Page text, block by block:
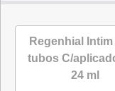
Regenhial Intim
tubos C/
24 ml